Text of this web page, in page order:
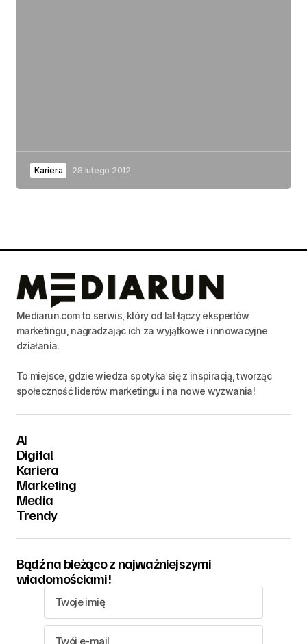
Kariera 28 lutego 2012
Mediarun.com to serwis, który od lat łączy ekspertów
marketingu, nagradzając ich za wyjątkowe i innowacyjne
działania.
To miejsce, gdzie wiedza spotyka się z inspiracją, tworząc
społeczność liderów marketingu i na nowe wyzwania!
AI
Digital
Kariera
Marketing
Media
Trendy
Bądź na bieżąco z najważniejszymi
wiadomościami!